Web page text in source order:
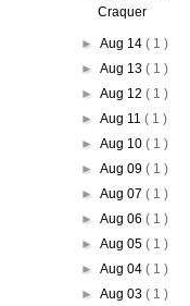
Craquer
►Aug 14( 1 )
►Aug 13( 1 )
►Aug 12( 1 )
►Aug 11( 1 )
►Aug 10( 1 )
►Aug 09( 1 )
►Aug 07( 1 )
►Aug 06( 1 )
►Aug 05( 1 )
►Aug 04( 1 )
►Aug 03( 1 )